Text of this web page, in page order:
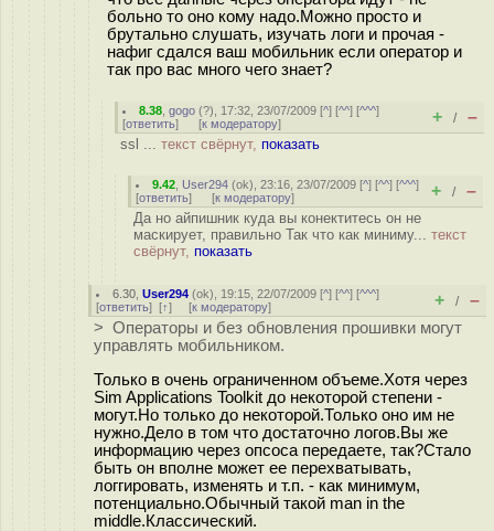
больно то оно кому надо.Можно просто и
брутально слушать, изучать логи и прочая -
нафиг сдался ваш мобильник если оператор и
так про вас много чего знает?
8.38 ,gogo (?), 17:32, 23/07/2009 [^] [^^] [^^^]
[ответить] [к модератору] + / –
ssl ... текст свёрнут, показать
9.42 User294 (ok), 23:16, 23/07/2009 [^] [^^] [^^^]
[ответить] [к модератору] + / –
Да но айпишник куда вы конектитесь он не
маскирует, правильно Так что как миниму... текст
свёрнут, показать
6.30 ,User294 (ok), 19:15, 22/07/2009 [^] [^^] [^^^]
[ответить] [↑] [к модератору] + / –
> Операторы и без обновления прошивки могут
управлять мобильником.
Только в очень ограниченном объеме.Хотя через
Sim Applications Toolkit до некоторой степени -
могут.Но только до некоторой.Только оно им не
нужно.Дело в том что достаточно логов.Вы же
информацию через опсоса передаете, так?Стало
быть он вполне может ее перехватывать,
логгировать, изменять и т.п. - как минимум,
потенциально.Обычный такой man in the
middle.Классический.